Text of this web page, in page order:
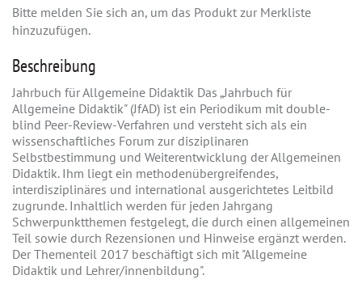
Bitte melden Sie sich an, um das Produkt zur Merkliste
hinzuzufügen.
Beschreibung
Jahrbuch für Allgemeine Didaktik Das „Jahrbuch für
Allgemeine Didaktik" (JfAD) ist ein Periodikum mit double-
blind Peer-Review-Verfahren und versteht sich als ein
wissenschaftliches Forum zur disziplinaren
Selbstbestimmung und Weiterentwicklung der Allgemeinen
Didaktik. Ihm liegt ein methodenübergreifendes,
interdisziplinäres und international ausgerichtetes Leitbild
zugrunde. Inhaltlich werden für jeden Jahrgang
Schwerpunktthemen festgelegt, die durch einen allgemeinen
Teil sowie durch Rezensionen und Hinweise ergänzt werden.
Der Thementeil 2017 beschäftigt sich mit "Allgemeine
Didaktik und Lehrer/innenbildung".